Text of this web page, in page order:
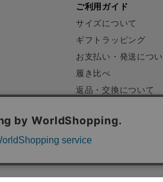
ご利用ガイド
サイズについて
ギフトラッピング
お支払い・発送につ
履き比べ
返品・交換について
お問い合わせ